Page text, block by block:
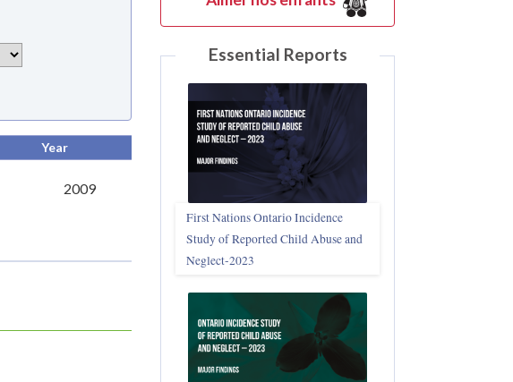
Year
2009
Essential Reports
First Nations Ontario Incidence
Study of Reported Child Abuse and
Neglect‑2023